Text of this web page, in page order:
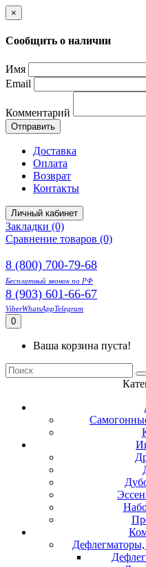
×
Сообщить о наличии
Имя
Email
Комментарий
Отправить
Доставка
Оплата
Возврат
Контакты
Личный кабинет
Закладки (0)
Сравнение товаров (0)
8 (800) 700-79-68
Бесплатный звонок по РФ
8 (903) 601-66-67
ViberWhatsAppTelegram
0
Ваша корзина пуста!